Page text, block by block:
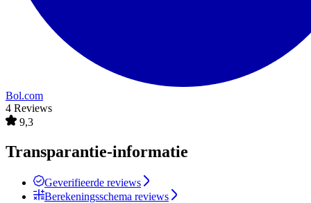
Bol.com
4 Reviews
9,3
Transparantie-informatie
Geverifieerde reviews
Berekeningsschema reviews